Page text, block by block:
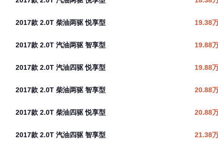
2017款 2.0T 柴油两驱 悦享型 19.38
2017款 2.0T 汽油两驱 智享型 19.88
2017款 2.0T 汽油四驱 悦享型 19.88
2017款 2.0T 柴油两驱 智享型 20.88
2017款 2.0T 柴油四驱 悦享型 20.88
2017款 2.0T 汽油四驱 智享型 21.38